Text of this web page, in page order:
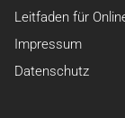
Leitfaden für
Impressum
Datenschutz